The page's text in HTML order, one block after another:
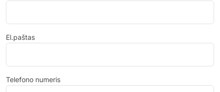
El.paštas
Telefono numeris